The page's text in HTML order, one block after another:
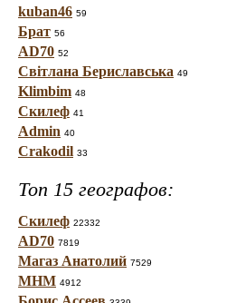
kuban46 59
Брат 56
AD70 52
Світлана Бериславська 49
Klimbim 48
Скилеф 41
Admin 40
Crakodil 33
Топ 15 географов:
Скилеф 22332
AD70 7819
Магаз Анатолий 7529
МНМ 4912